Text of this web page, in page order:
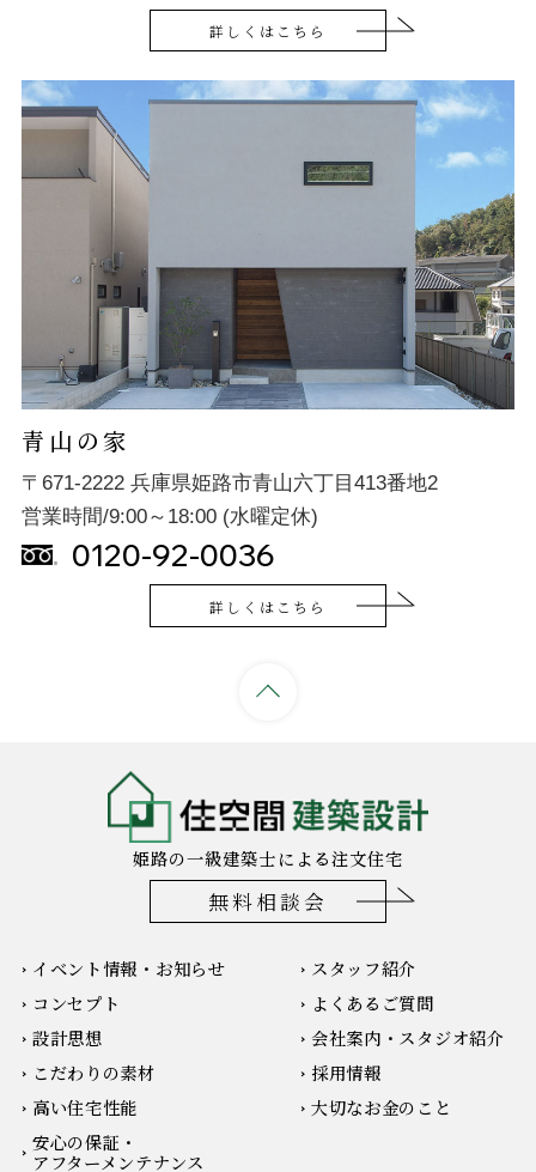
詳しくはこちら
青山の家
〒671-2222 兵庫県姫路市青山六丁目413番地2
営業時間/9:00～18:00 (水曜定休)
0120-92-0036
詳しくはこちら
姫路の一級建築士による注文住宅
無料相談会
イベント情報・お知らせ
コンセプト
設計思想
こだわりの素材
高い住宅性能
安心の保証・
アフターメンテナンス
スタッフ紹介
よくあるご質問
会社案内・スタジオ紹介
採用情報
大切なお金のこと